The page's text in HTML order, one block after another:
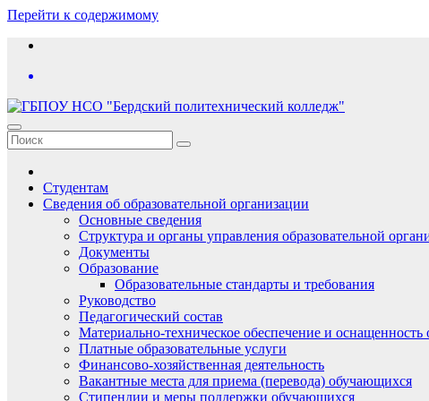
Перейти к содержимому
Студентам
Сведения об образовательной организации
Основные сведения
Структура и органы управления образовательной
Документы
Образование
Образовательные стандарты и требования
Руководство
Педагогический состав
Материально-техническое обеспечение и оснащенность
Платные образовательные услуги
Финансово-хозяйственная деятельность
Вакантные места для приема (перевода) обучающихся
Стипендии и меры поддержки обучающихся